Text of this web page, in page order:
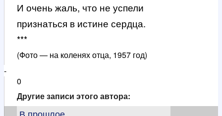
И очень жаль, что не успели
признаться в истине сердца.
***
(Фото — на коленях отца, 1957 год)
-
0
Другие записи этого автора: